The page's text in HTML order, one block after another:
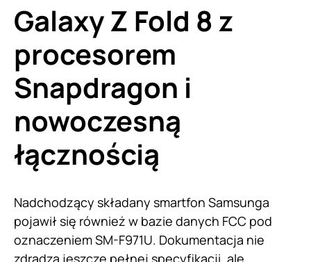
Galaxy Z Fold 8 z
procesorem
Snapdragon i
nowoczesną
łącznością
Nadchodzący składany smartfon Samsunga
pojawił się również w bazie danych FCC pod
oznaczeniem SM-F971U. Dokumentacja nie
zdradza jeszcze pełnej specyfikacji, ale